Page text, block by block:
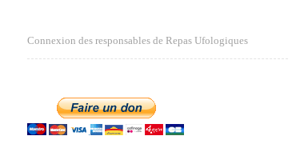
Connexion des responsables de Repas Ufologiques